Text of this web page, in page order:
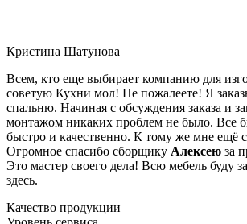
Кристина Шатунова
Всем, кто еще выбирает компанию для
советую Кухни мол! Не пожалеете! Я
спальню. Начиная с обсуждения заказа и
монтажом никаких проблем не было. Все
быстро и качественно. К тому же мне ещё
Огромное спасибо сборщику Алексею за
Это мастер своего дела! Всю мебель буду
здесь.
Качество продукции